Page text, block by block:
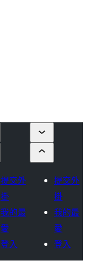
提交外
掛
我的最
愛
登入
提交外
掛
我的最
愛
登入